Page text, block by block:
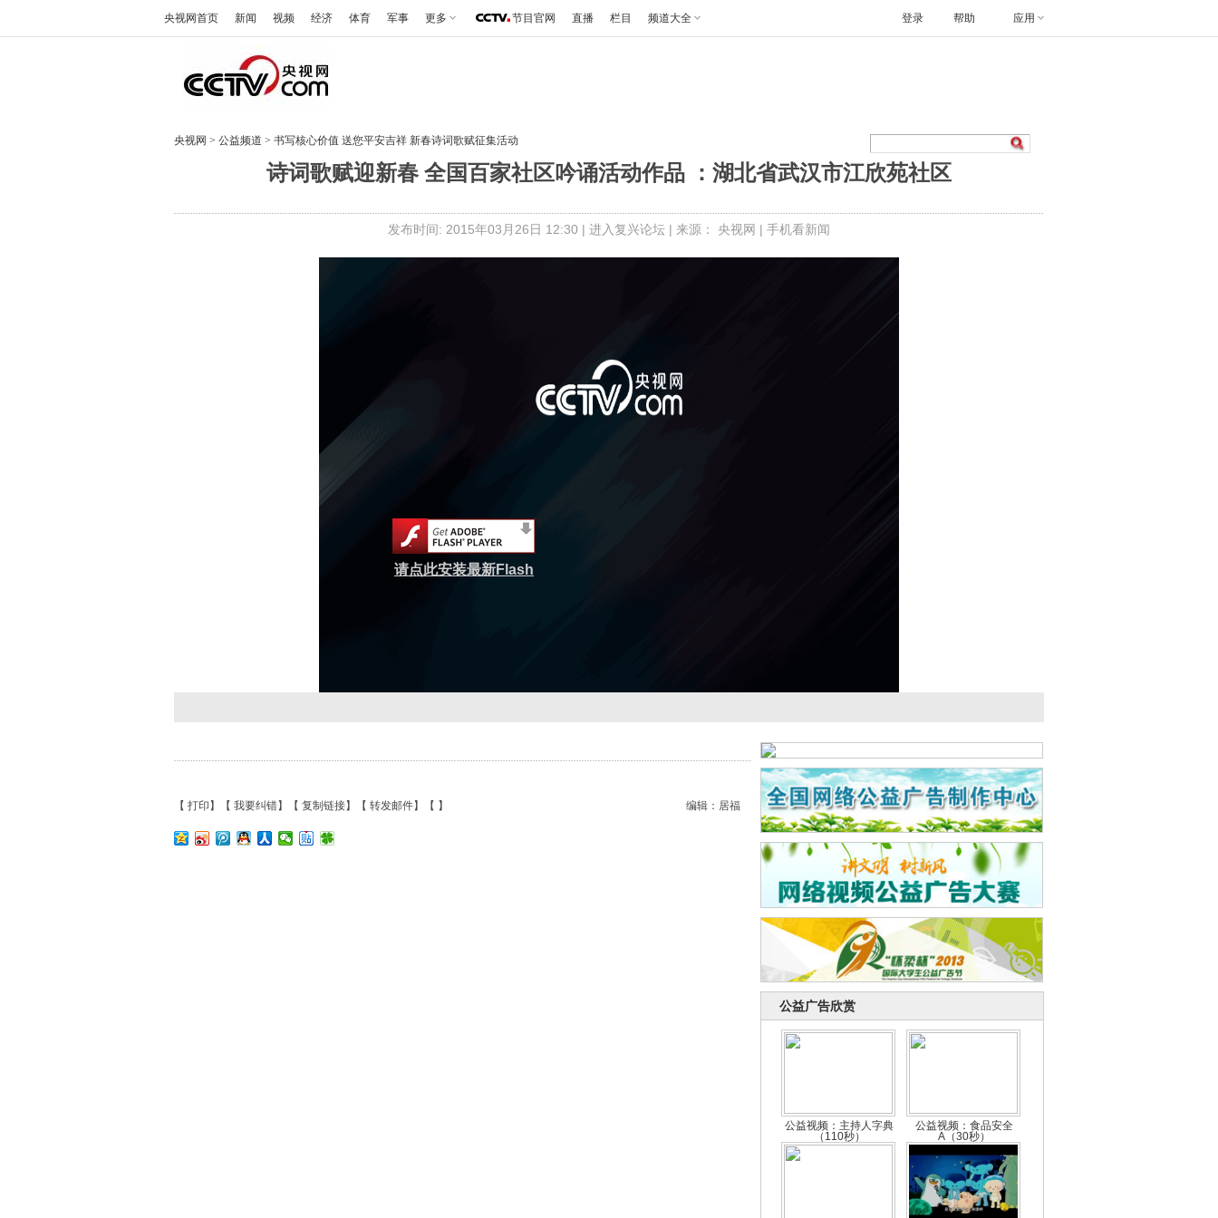
央视网首页 新闻 视频 经济 体育 军事 更多 节目官网 直播 栏目 频道大全 帮助 应用
登录
央视网 > 公益频道 > 书写核心价值 送您平安吉祥 新春诗词歌赋征集活动
诗词歌赋迎新春 全国百家社区吟诵活动作品 ：湖北省武汉市江欣苑社区
发布时间: 2015年03月26日 12:30 | 进入复兴论坛 | 来源： 央视网 | 手机看新闻
请点此安装最新Flash
公益广告欣赏
公益视频：主持人字典
（110秒）
公益视频：食品安全
A（30秒）
编辑：居福
【 打印 】【 我要纠错】【 复制链接】【 转发邮件】【 】